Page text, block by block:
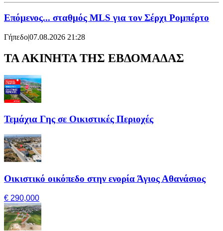
Επόμενος... σταθμός MLS για τον Σέρχι Ρομπέρτο
Γήπεδο|07.08.2026 21:28
ΤΑ ΑΚΙΝΗΤΑ ΤΗΣ ΕΒΔΟΜΑΔΑΣ
Τεμάχια Γης σε Οικιστικές Περιοχές
Οικιστικό οικόπεδο στην ενορία Άγιος Αθανάσιος
€ 290,000